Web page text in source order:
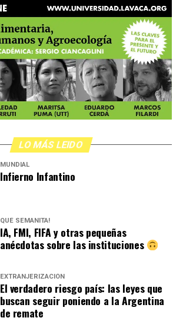
LO MÁS LEIDO
MUNDIAL
Infierno Infantino
QUÉ SEMANITA!
IA, FMI, FIFA y otras pequeñas
anécdotas sobre las instituciones
EXTRANJERIZACIÓN
El verdadero riesgo país: las leyes que
buscan seguir poniendo a la Argentina
de remate